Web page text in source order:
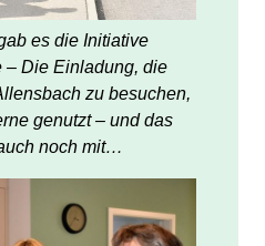
es die Initiative
– Die Einladung, die
zu besuchen,
genutzt – und das
noch mit…